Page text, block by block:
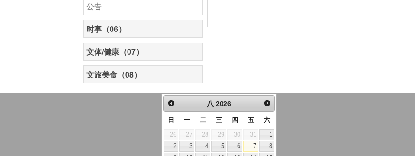
公告
时事（06）
文体/健康（07）
文旅美食（08）
八 2026
日 一 二 三 四 五 六
26 27 28 29 30 31
1
2
3 4 5 6 7
8